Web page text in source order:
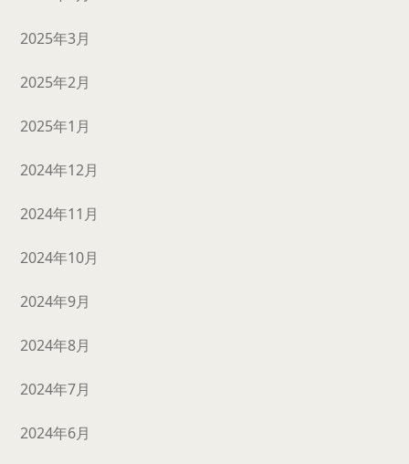
2025年3月
2025年2月
2025年1月
2024年12月
2024年11月
2024年10月
2024年9月
2024年8月
2024年7月
2024年6月